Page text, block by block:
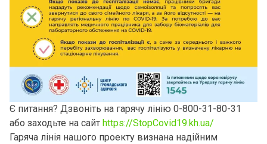
Є питання? Дзвоніть на гарячу лінію 0-800-31-80-31
або заходьте на сайт https://StopCovid19.kh.ua/
Гаряча лінія нашого проекту визнана надійним